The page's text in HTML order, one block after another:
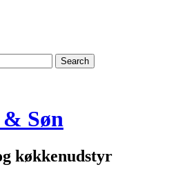
Søn
køkkenudstyr